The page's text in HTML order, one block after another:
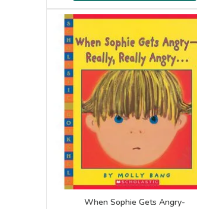
When Sophie Gets Angry-